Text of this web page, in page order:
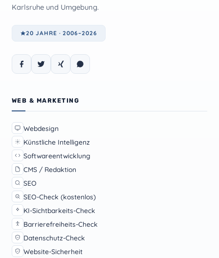
Karlsruhe und Umgebung.
20 JAHRE · 2006–2026
WEB & MARKETING
Webdesign
Künstliche Intelligenz
Softwareentwicklung
CMS / Redaktion
SEO
SEO-Check (kostenlos)
KI-Sichtbarkeits-Check
Barrierefreiheits-Check
Datenschutz-Check
Website-Sicherheit